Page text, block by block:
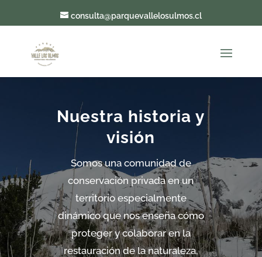
consulta@parquevallelosulmos.cl
Nuestra historia y
visión
Somos una comunidad de
conservación privada en un
territorio especialmente
dinámico que nos enseña cómo
proteger y colaborar en la
restauración de la naturaleza,